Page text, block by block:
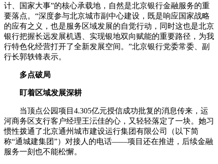
计、国家大事”的核心承载地，自然是北京银行金融服务的重
要落点。“深度参与北京城市副中心建设，既是响应国家战略
的应有之义，也是服务区域发展的自觉行动，同时这也是北京
银行把握长远发展机遇、实现银地双向赋能的重要路径，为我
行特色化经营打开了全新发展空间。”北京银行党委常委、副
行长郭轶锋表示。
多点破局
盯着区域发展深耕
当顶点公园项目4.305亿元授信成功批复的消息传来，运
河商务区支行客户经理王沄佳的心，又轻轻落定了一块。她习
惯性拨通了北京通州城市建设运行集团有限公司（以下简
称“通城建集团”）对接人的电话——项目还在推进，后续金融
服务一刻也不能松懈。